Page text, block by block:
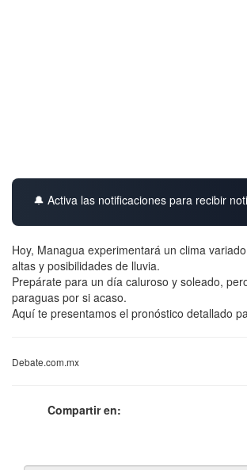
🔔 Activa las notificaciones para recibir
Hoy, Managua experimentará un clima
altas y posibilidades de lluvia.
Prepárate para un día caluroso y soleado,
paraguas por si acaso.
Aquí te presentamos el pronóstico detallado
Debate.com.mx
Compartir en: